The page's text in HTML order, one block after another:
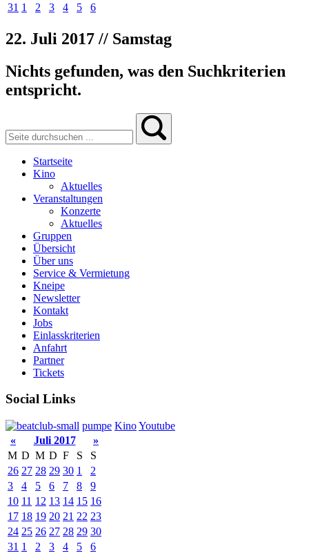
31 1 2 3 4 5 6
22. Juli 2017 // Samstag
Nichts gefunden, was den Suchkriterien
entspricht.
Startseite
Kino
Aktuelles
Veranstaltungen
Konzerte
Aktuelles
Gruppen
Übersicht
Über uns
Service & Vermietung
Kneipe
Newsletter
Kontakt
Jobs
Einlasskriterien
Anfahrt
Partner
Tickets
Social Links
pumpe KinoYoutube
«
Juli 2017
»
M D M D F S
S
26 27 28 29 30 1
2
3
4 5 6 7 8
9
10 11 12 13 14 15 16
17 18 19 20 21 22 23
24 25 26 27 28 29 30
31 1 2 3 4 5 6